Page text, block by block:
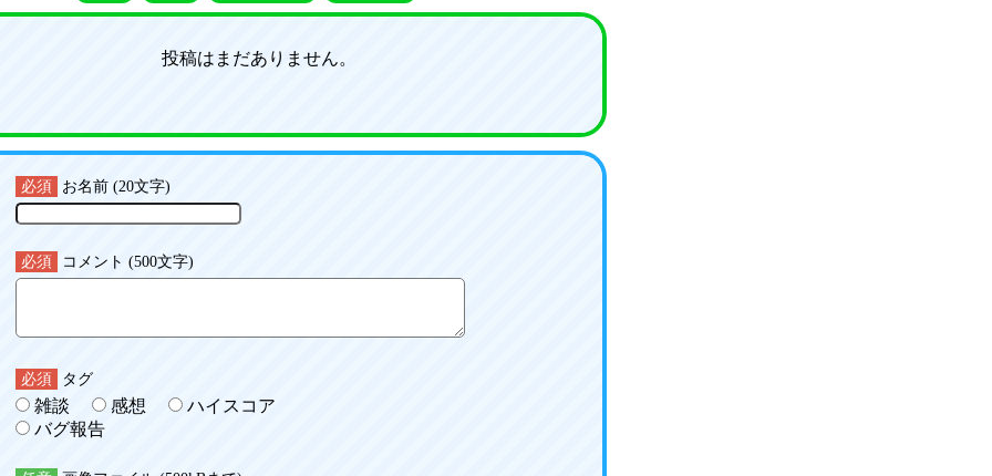
投稿はまだありません。
必須 お名前 (20文字)
必須 コメント (500文字)
必須 タグ
雑談 感想
ハイスコア
バグ報告